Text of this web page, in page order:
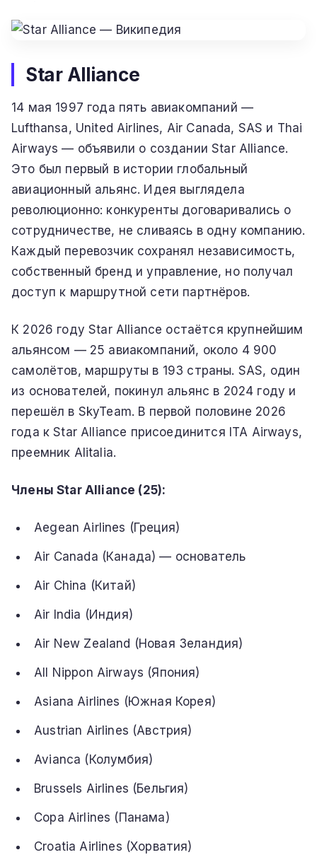
Star Alliance
14 мая 1997 года пять авиакомпаний —
Lufthansa, United Airlines, Air Canada, SAS и Thai
Airways — объявили о создании Star Alliance.
Это был первый в истории глобальный
авиационный альянс. Идея выглядела
революционно: конкуренты договаривались о
сотрудничестве, не сливаясь в одну компанию.
Каждый перевозчик сохранял независимость,
собственный бренд и управление, но получал
доступ к маршрутной сети партнёров.
К 2026 году Star Alliance остаётся крупнейшим
альянсом — 25 авиакомпаний, около 4 900
самолётов, маршруты в 193 страны. SAS, один
из основателей, покинул альянс в 2024 году и
перешёл в SkyTeam. В первой половине 2026
года к Star Alliance присоединится ITA Airways,
преемник Alitalia.
Члены Star Alliance (25):
Aegean Airlines (Греция)
Air Canada (Канада) — основатель
Air China (Китай)
Air India (Индия)
Air New Zealand (Новая Зеландия)
All Nippon Airways (Япония)
Asiana Airlines (Южная Корея)
Austrian Airlines (Австрия)
Avianca (Колумбия)
Brussels Airlines (Бельгия)
Copa Airlines (Панама)
Croatia Airlines (Хорватия)